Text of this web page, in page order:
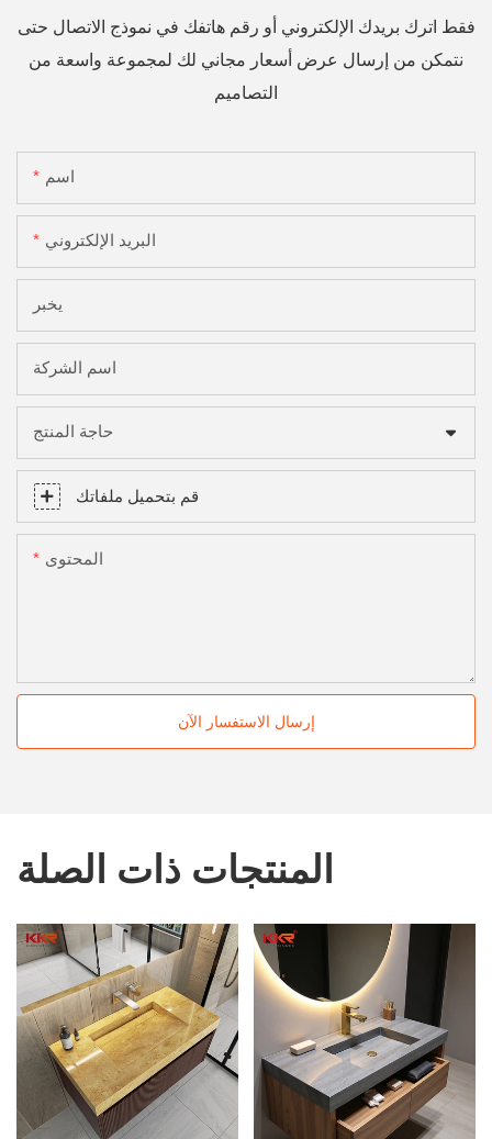
فقط اترك بريدك الإلكتروني أو رقم هاتفك في نموذج الاتصال حتى
نتمكن من إرسال عرض أسعار مجاني لك لمجموعة واسعة من
التصاميم
اسم
البريد الإلكتروني
يخبر
اسم الشركة
حاجة المنتج
قم بتحميل ملفاتك
المحتوى
إرسال الاستفسار الآن
المنتجات ذات الصلة